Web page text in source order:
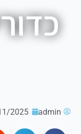
admin
2025